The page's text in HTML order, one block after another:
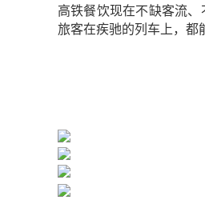
高铁餐饮现在不缺客流、
旅客在疾驰的列车上，都